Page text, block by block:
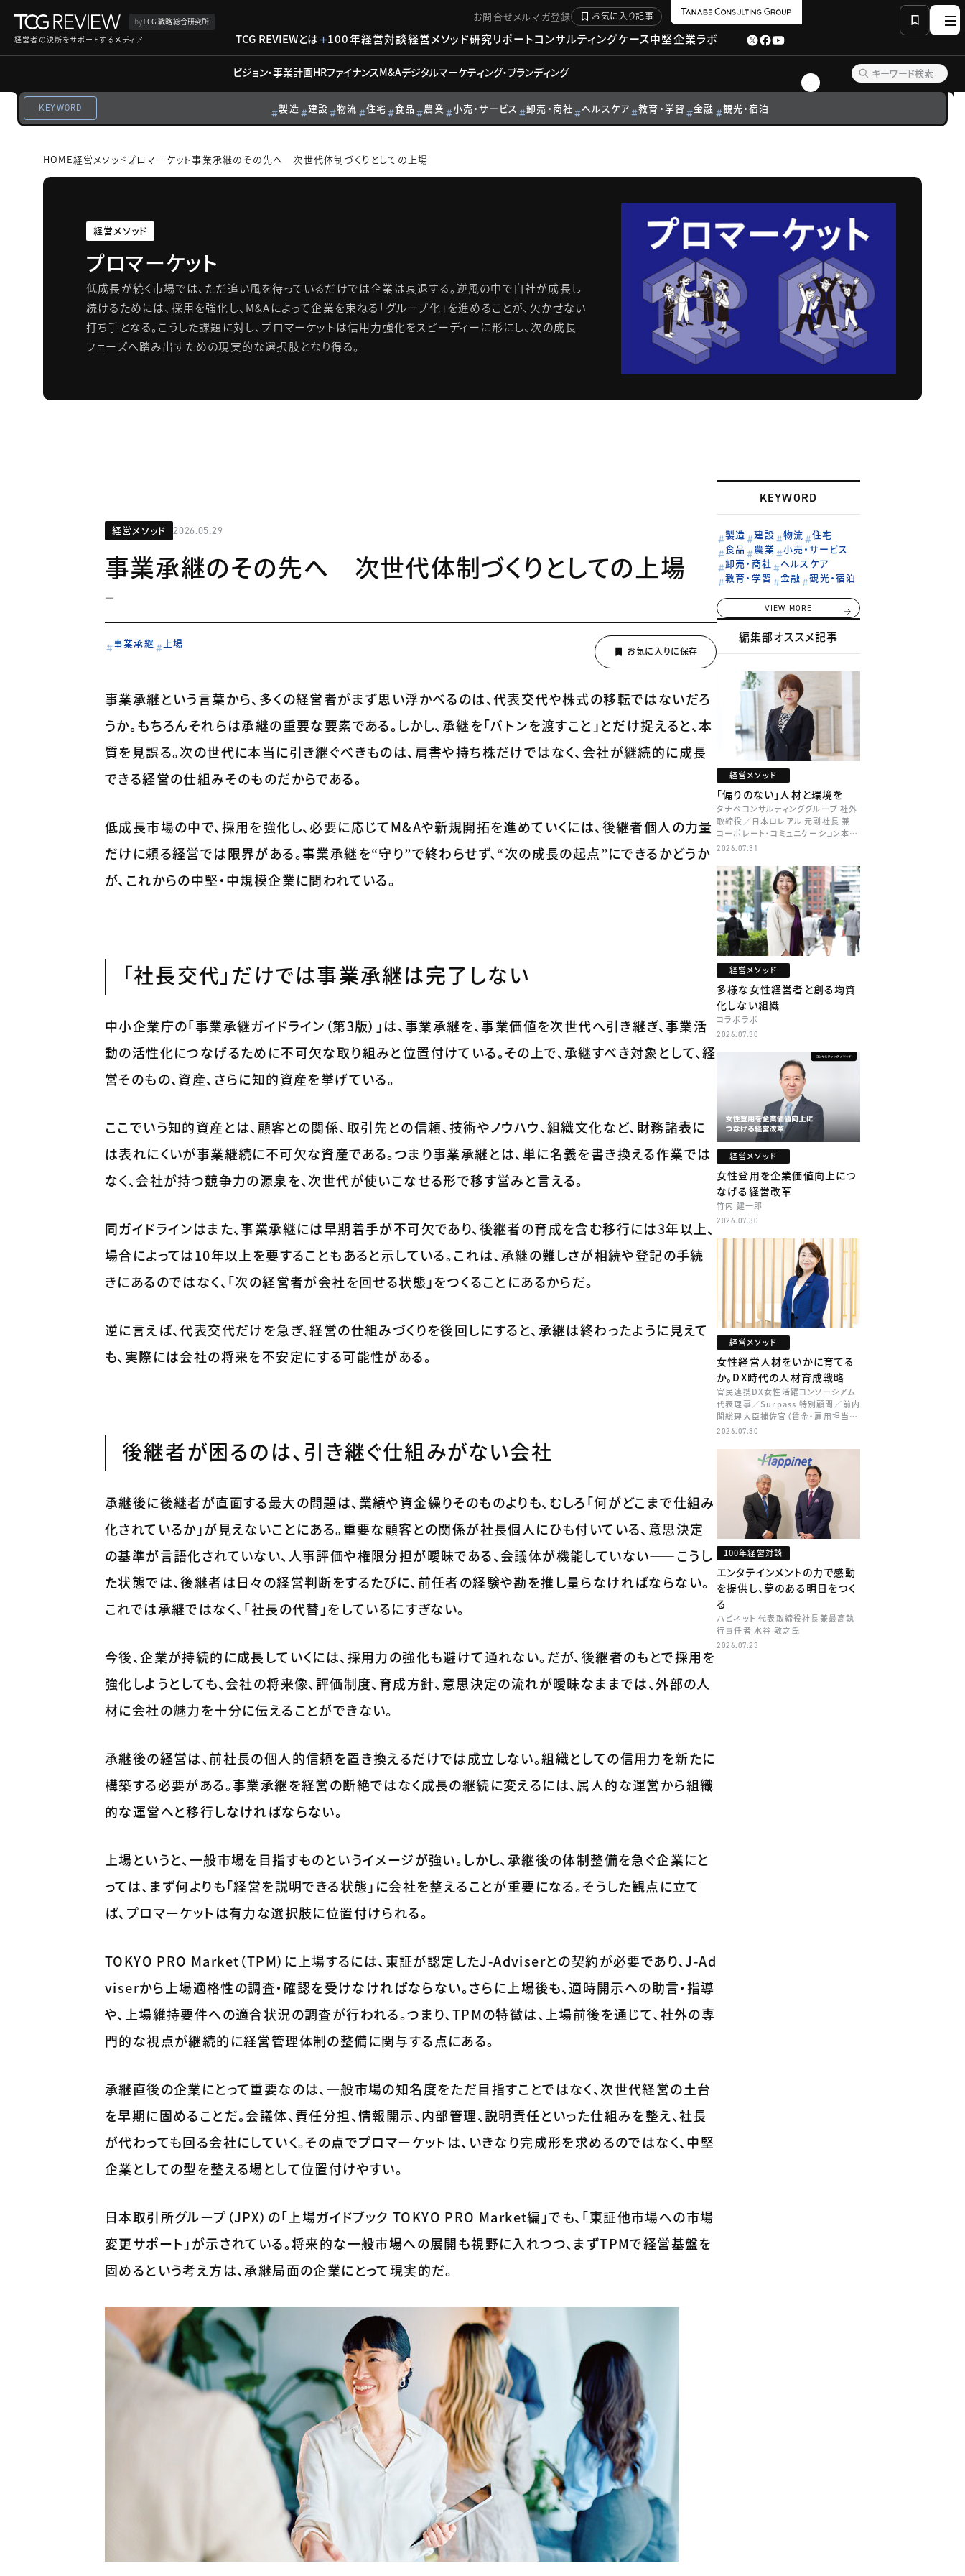
byTCG 戦略総合研究所
経営者の決断をサポートするメディア
お問合せメルマガ登録 お気に入り記事
TCG REVIEWとは 100年経営対談経営メソッド研究リポートコンサルティングケース中堅企業ラボ
ビジョン・事業計画HRファイナンスM&Aデジタルマーケティング・ブランディング
KEYWORD 製造 建設 物流 住宅 食品 農業 小売・サービス 卸売・商社 ヘルスケア 教育・学習 金融 観光・宿泊
HOME経営メソッドプロマーケット事業承継のその先へ 次世代体制づくりとしての上場
経営メソッド
プロマーケット
低成長が続く市場では、ただ追い風を待っているだけでは企業は衰退する。逆風の中で自社が成長し
続けるためには、採用を強化し、M&Aによって企業を束ねる「グループ化」を進めることが、欠かせない
打ち手となる。こうした課題に対し、プロマーケットは信用力強化をスピーディーに形にし、次の成長
フェーズへ踏み出すための現実的な選択肢となり得る。
経営メソッド 2026.05.29
事業承継のその先へ 次世代体制づくりとしての上場
ー
事業承継 上場
事業承継という言葉から、多くの経営者がまず思い浮かべるのは、代表交代や株式の移転ではないだろ
うか。もちろんそれらは承継の重要な要素である。しかし、承継を「バトンを渡すこと」とだけ捉えると、本
質を見誤る。次の世代に本当に引き継ぐべきものは、肩書や持ち株だけではなく、会社が継続的に成長
できる経営の仕組みそのものだからである。
低成長市場の中で、採用を強化し、必要に応じてM&Aや新規開拓を進めていくには、後継者個人の力量
だけに頼る経営では限界がある。事業承継を“守り”で終わらせず、“次の成長の起点”にできるかどうか
が、これからの中堅・中規模企業に問われている。
「社長交代」だけでは事業承継は完了しない
中小企業庁の「事業承継ガイドライン（第3版）」は、事業承継を、事業価値を次世代へ引き継ぎ、事業活
動の活性化につなげるために不可欠な取り組みと位置付けている。その上で、承継すべき対象として、経
営そのもの、資産、さらに知的資産を挙げている。
ここでいう知的資産とは、顧客との関係、取引先との信頼、技術やノウハウ、組織文化など、財務諸表に
は表れにくいが事業継続に不可欠な資産である。つまり事業承継とは、単に名義を書き換える作業では
なく、会社が持つ競争力の源泉を、次世代が使いこなせる形で移す営みと言える。
同ガイドラインはまた、事業承継には早期着手が不可欠であり、後継者の育成を含む移行には3年以上、
場合によっては10年以上を要することもあると示している。これは、承継の難しさが相続や登記の手続
きにあるのではなく、「次の経営者が会社を回せる状態」をつくることにあるからだ。
逆に言えば、代表交代だけを急ぎ、経営の仕組みづくりを後回しにすると、承継は終わったように見えて
も、実際には会社の将来を不安定にする可能性がある。
後継者が困るのは、引き継ぐ仕組みがない会社
承継後に後継者が直面する最大の問題は、業績や資金繰りそのものよりも、むしろ「何がどこまで仕組み
化されているか」が見えないことにある。重要な顧客との関係が社長個人にひも付いている、意思決定
の基準が言語化されていない、人事評価や権限分担が曖昧である、会議体が機能していない――こうし
た状態では、後継者は日々の経営判断をするたびに、前任者の経験や勘を推し量らなければならない。
これでは承継ではなく、「社長の代替」をしているにすぎない。
今後、企業が持続的に成長していくには、採用力の強化も避けて通れない。だが、後継者のもとで採用を
強化しようとしても、会社の将来像、評価制度、育成方針、意思決定の流れが曖昧なままでは、外部の人
材に会社の魅力を十分に伝えることができない。
承継後の経営は、前社長の個人的信頼を置き換えるだけでは成立しない。組織としての信用力を新たに
構築する必要がある。事業承継を経営の断絶ではなく成長の継続に変えるには、属人的な運営から組織
的な運営へと移行しなければならない。
上場というと、一般市場を目指すものというイメージが強い。しかし、承継後の体制整備を急ぐ企業にと
っては、まず何よりも「経営を説明できる状態」に会社を整えることが重要になる。そうした観点に立て
ば、プロマーケットは有力な選択肢に位置付けられる。
TOKYO PRO Market（TPM）に上場するには、東証が認定したJ-Adviserとの契約が必要であり、J-Ad
viserから上場適格性の調査・確認を受けなければならない。さらに上場後も、適時開示への助言・指導
や、上場維持要件への適合状況の調査が行われる。つまり、TPMの特徴は、上場前後を通じて、社外の専
門的な視点が継続的に経営管理体制の整備に関与する点にある。
承継直後の企業にとって重要なのは、一般市場の知名度をただ目指すことではなく、次世代経営の土台
を早期に固めることだ。会議体、責任分担、情報開示、内部管理、説明責任といった仕組みを整え、社長
が代わっても回る会社にしていく。その点でプロマーケットは、いきなり完成形を求めるのではなく、中堅
企業としての型を整える場として位置付けやすい。
日本取引所グループ（JPX）の「上場ガイドブック TOKYO PRO Market編」でも、「東証他市場への市場
変更サポート」が示されている。将来的な一般市場への展開も視野に入れつつ、まずTPMで経営基盤を
固めるという考え方は、承継局面の企業にとって現実的だ。
KEYWORD
製造 建設 物流
住宅
食品
農業
小売・サービス
卸売・商社
ヘルスケア
教育・学習
金融 観光・宿泊
VIEW MORE
編集部オススメ記事
経営メソッド
「偏りのない」人材と環境を
タナベコンサルティンググループ 社外
取締役／日本ロレアル 元副社長 兼
コーポレート・コミュニケーション本部
本部長／キャリアコンサルタント 井村
2026.07.31
経営メソッド
多様な女性経営者と創る均質
化しない組織
コラボラボ
2026.07.30
経営メソッド
女性登用を企業価値向上につ
なげる経営改革
竹内 建一郎
2026.07.30
経営メソッド
女性経営人材をいかに育てる
か。DX時代の人材育成戦略
官民連携DX女性活躍コンソーシアム
代表理事／Surpass 特別顧問／前内
閣総理大臣補佐官（賃金・雇用担当）
矢田 稚子
2026.07.30
100年経営対談
エンタテインメントの力で感動
を提供し、夢のある明日をつく
る
ハピネット 代表取締役社長兼最高執
行責任者 水谷 敏之氏
2026.07.23